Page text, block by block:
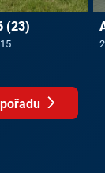
(23)